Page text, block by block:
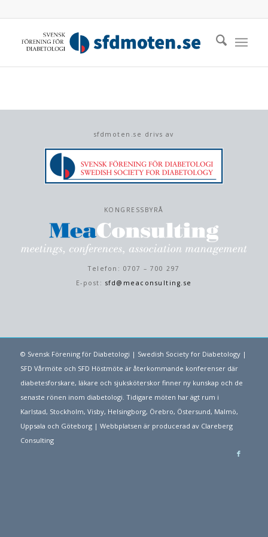
sfdmoten.se drivs av
KONGRESSBYRÅ
Telefon: 0707 – 700 297
E-post: sfd@meaconsulting.se
© Svensk Förening för Diabetologi | Swedish Society for Diabetology |
SFD Vårmöte och SFD Höstmöte är återkommande konferenser där
diabetesforskare, läkare och sjuksköterskor finner ny kunskap och de
senaste rönen inom diabetologi. Tidigare möten har ägt rum i
Karlstad, Stockholm, Visby, Helsingborg, Örebro, Östersund, Malmö,
Uppsala och Göteborg | Webbplatsen är producerad av Clareberg
Consulting